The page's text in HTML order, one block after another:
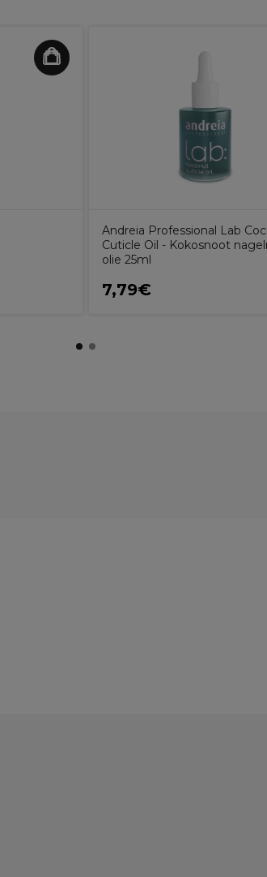
Andreia Professional Lab
Cuticle Oil - Kokosnoot
olie 25ml
7,79€